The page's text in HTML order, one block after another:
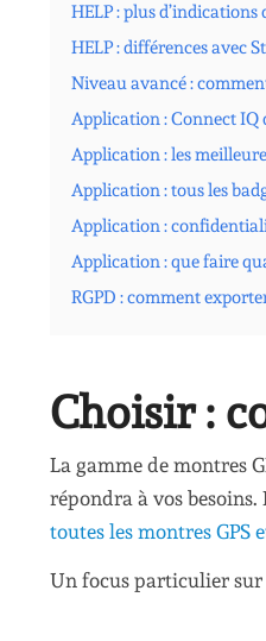
HELP : plus
HELP : différences avec
Niveau avancé :
Application : Connect IQ
Application : les
Application : tous les
Application :
Application : que faire
RGPD : comment
Choisir :
La gamme de montres
répondra à vos
toutes les montres GPS
Un focus particulier sur